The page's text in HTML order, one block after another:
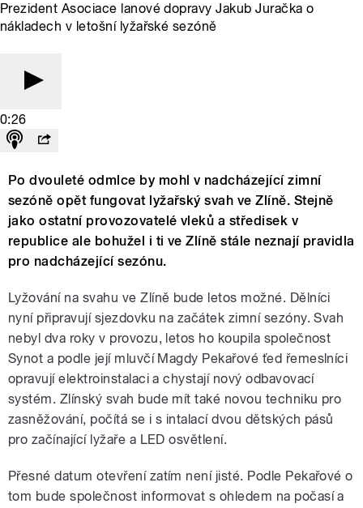
Prezident Asociace lanové dopravy Jakub Juračka o
nákladech v letošní lyžařské sezóně
0:26
Po dvouleté odmlce by mohl v nadcházející zimní
sezóně opět fungovat lyžařský svah ve Zlíně. Stejně
jako ostatní provozovatelé vleků a středisek v
republice ale bohužel i ti ve Zlíně stále neznají pravidla
pro nadcházející sezónu.
Lyžování na svahu ve Zlíně bude letos možné. Dělníci
nyní připravují sjezdovku na začátek zimní sezóny. Svah
nebyl dva roky v provozu, letos ho koupila společnost
Synot a podle její mluvčí Magdy Pekařové ťed řemeslníci
opravují elektroinstalaci a chystají nový odbavovací
systém. Zlínský svah bude mít také novou techniku pro
zasněžování, počítá se i s intalací dvou dětských pásů
pro začínající lyžaře a LED osvětlení.
Přesné datum otevření zatím není jisté. Podle Pekařové o
tom bude společnost informovat s ohledem na počasí a